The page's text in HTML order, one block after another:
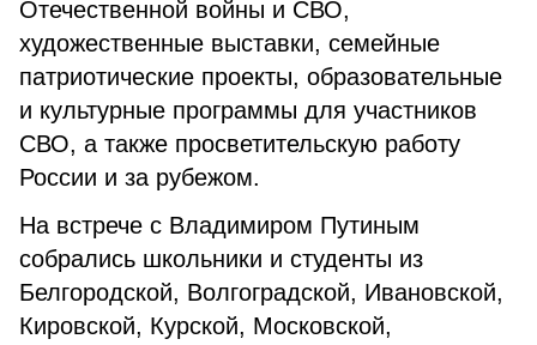
Отечественной войны и СВО,
художественные выставки, семейные
патриотические проекты, образовательные
и культурные программы для участников
СВО, а также просветительскую работу
России и за рубежом.
На встрече с Владимиром Путиным
собрались школьники и студенты из
Белгородской, Волгоградской, Ивановской,
Кировской, Курской, Московской,